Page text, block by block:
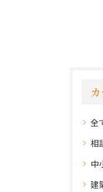
全
相
中
建